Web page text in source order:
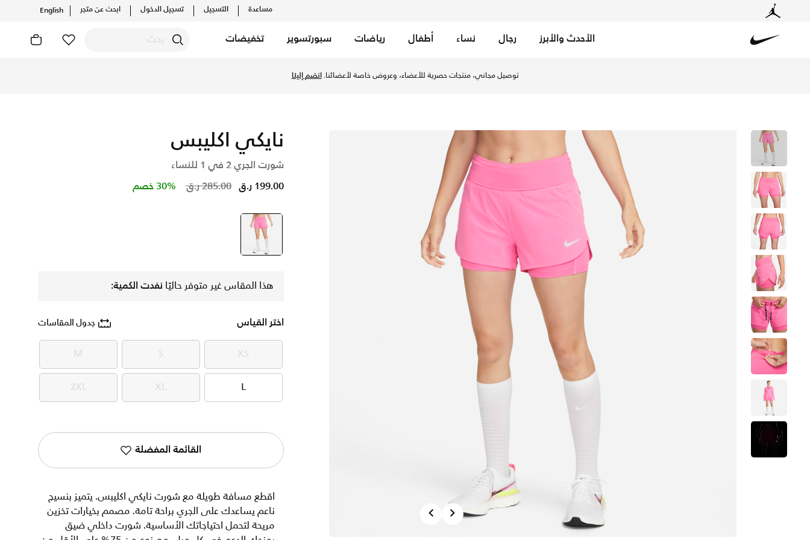
مساعدة التسجيل تسجيل الدخول ابحث عن متجر English
الأحدث والأبرز رجال نساء أطفال رياضات سبورتسوير تخفيضات
توصيل مجاني، منتجات حصرية للأعضاء، وعروض خاصة لأعضائنا.انضم إلينا
Next
نايكي اكليبس
شورت الجري 2 في 1 للنساء
Price reduced from
285.00 ر.ق to 199.00 ر.ق 30% خصم
selected
وردي
هذا المقاس غير متوفر حاليًا نفدت الكمية:
اختر القياس جدول المقاسات
XS
XS
S
S
M
M
L
L
XL
XL
2XL
2XL
القائمة المفضلة
اقطع مسافة طويلة مع شورت نايكي اكليبس. يتميز بنسيج
ناعم يساعدك على الجري براحة تامة. مصمم بخيارات تخزين
مريحة لتحمل احتياجاتك الأساسية. شورت داخلي ضيق